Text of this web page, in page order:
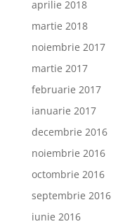
aprilie 2018
martie 2018
noiembrie 2017
martie 2017
februarie 2017
ianuarie 2017
decembrie 2016
noiembrie 2016
octombrie 2016
septembrie 2016
iunie 2016